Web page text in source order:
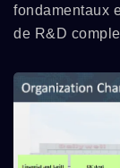
fondamentaux
de R&D